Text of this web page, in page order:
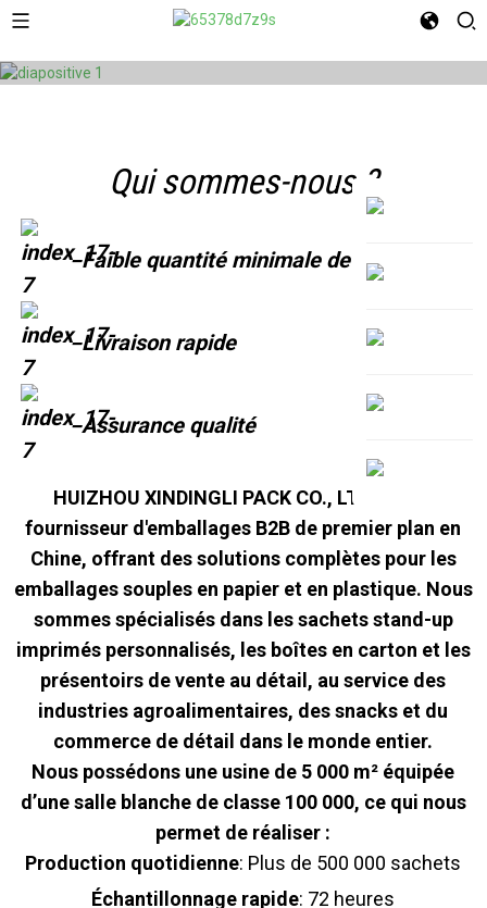
Qui sommes-nous ?
Faible quantité minimale de commande
Livraison rapide
Assurance qualité
HUIZHOU XINDINGLI PACK CO., LTD. est un
fournisseur d'emballages B2B de premier plan en
Chine, offrant des solutions complètes pour les
emballages souples en papier et en plastique. Nous
sommes spécialisés dans les sachets stand-up
imprimés personnalisés, les boîtes en carton et les
présentoirs de vente au détail, au service des
industries agroalimentaires, des snacks et du
commerce de détail dans le monde entier.
Nous possédons une usine de 5 000 m² équipée
d’une salle blanche de classe 100 000, ce qui nous
permet de réaliser :
Production quotidienne: Plus de 500 000 sachets
Échantillonnage rapide: 72 heures